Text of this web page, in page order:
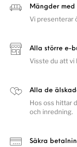
Mängder
Vi presenterar
Alla större e-
Visste du att vi
Alla de
Hos oss hittar
och inredning.
Säkra